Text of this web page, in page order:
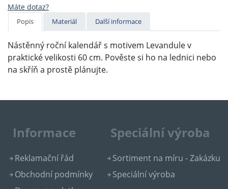
Máte dotaz?
Popis Materiál Další informace
Nástěnný roční kalendář s motivem Levandule v
praktické velikosti 60 cm. Pověste si ho na lednici nebo
na skříň a prostě plánujte.
Informace
Reklamační řád
Obchodní podmínky
Speciální výroba
Sortiment na míru - Zakázku
Speciální výroba